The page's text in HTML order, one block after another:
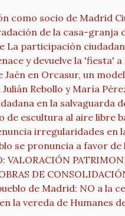
como socio de Madrid
de la casa-granja
La participación
y devuelve la 'fiesta'
Jaén en Orcasur, un
Rebollo y María
en la salvaguarda
de escultura al aire libre
irregularidades en
se pronuncia a favor
VALORACIÓN
DE
de Madrid: NO a la
la vereda de Humanes